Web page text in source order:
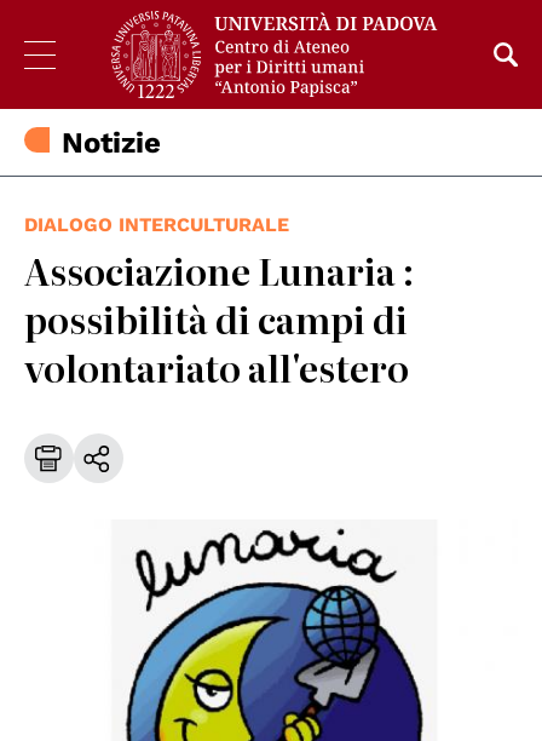
Notizie
DIALOGO INTERCULTURALE
Associazione Lunaria :
possibilità di campi di
volontariato all'estero